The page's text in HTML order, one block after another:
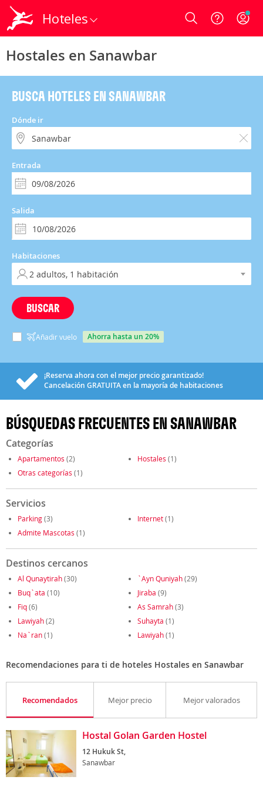
Hoteles Login
Hostales en Sanawbar
BUSCA HOTELES EN SANAWBAR
Dónde ir
Entrada
Salida
Habitaciones
BUSCAR
Añadir vuelo ahorra hasta un 20%
¡Reserva ahora con el mejor precio garantizado!
Cancelación GRATUITAen la mayoría de habitaciones
BÚSQUEDAS FRECUENTES EN SANAWBAR
Categorías
Apartamentos (2) Hostales (1)
Otras categorías (1)
Servicios
Parking(3) Internet(1)
Admite Mascotas (1)
Destinos cercanos
Al Qunaytirah(30) `Ayn Quniyah(29)
Buq`ata (10) Jiraba (9)
Fiq(6) As Samrah(3)
Lawiyah(2) Suhayta (1)
Na`ran(1) Lawiyah(1)
Recomendaciones para ti de hoteles Hostales en Sanawbar
Recomendados Mejor precio Mejor valorados
Hostal Golan Garden Hostel
12 Hukuk St,
Sanawbar